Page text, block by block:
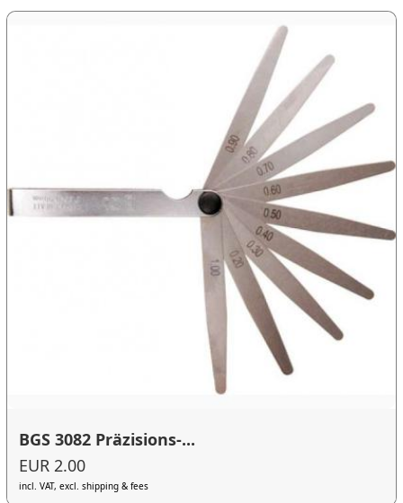
BGS 3082 Präzisions-...
EUR 2.00
incl. VAT, excl. shipping & fees